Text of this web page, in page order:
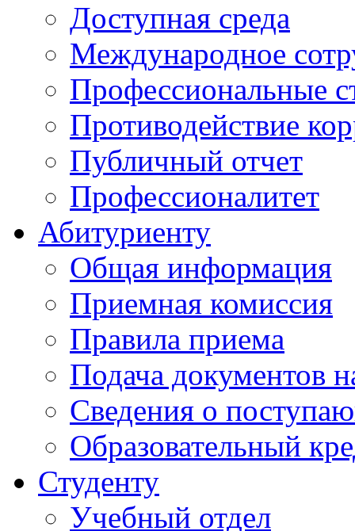
Доступная среда
Международное
Профессиональные
Противодействие
Публичный отчет
Профессионалитет
Абитуриенту
Общая информация
Приемная комиссия
Правила приема
Подача документов
Сведения о
Образовательный
Студенту
Учебный отдел